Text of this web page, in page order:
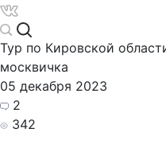
Тур по Кировской
москвичка
05 декабря 2023
2
342